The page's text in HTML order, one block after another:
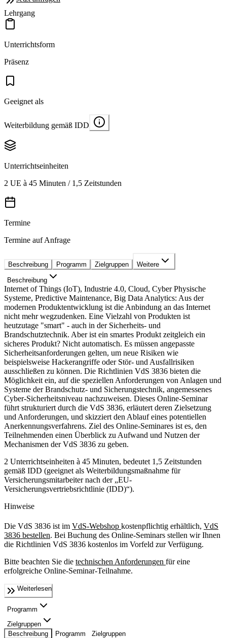
Lehrgang
Unterrichtsform
Präsenz
Geeignet als
Weiterbildung gemäß IDD
Unterrichtseinheiten
2 UE à 45 Minuten / 1,5 Zeitstunden
Termine
Termine auf Anfrage
Beschreibung Programm Zielgruppen Weitere
Beschreibung
Internet of Things (IoT), Industrie 4.0, Cloud, Cyber Physische
Systeme, Predictive Maintenance, Big Data Analytics: Aus der
modernen Produktentwicklung ist die Anbindung an das Internet
nicht mehr wegzudenken. Eine Vielzahl von Produkten ist
heutzutage "smart" - auch in der Sicherheits- und
Brandschutztechnik. Aber ist ein smartes Produkt zeitgleich ein
sicheres Produkt? Nicht automatisch. Es müssen angepasste
Sicherheitsanforderungen gelten, um neue Risiken wie
beispielsweise Hackerangriffe oder Stör- und Ausfallrisiken
ausschließen zu können. Die Richtlinien VdS 3836 bieten die
Möglichkeit ein, auf die speziellen Anforderungen von Anlagen und
Systeme der Brandschutz- und Sicherungstechnik, angemessenes
Cyber-Sicherheitsniveau nachzuweisen. Dieses Online-Seminar
führt strukturiert durch die VdS 3836, erläutert deren Zielsetzung
und Anforderungen, und skizziert den Ablauf eines potentiellen
Anerkennungsverfahrens. Ziel des Online-Seminares ist es, den
Teilnehmenden einen Überblick zu Aufwand und Nutzen der
Mechanismen der VdS 3836 zu geben.
2 Unterrichtseinheiten à 45 Minuten, bedeutet 1,5 Zeitstunden
gemäß IDD (geeignet als Weiterbildungsmaßnahme für
Versicherungsmitarbeiter nach der „EU-
Versicherungsvertriebsrichtlinie (IDD)“).
Hinweise
Die VdS 3836 ist im VdS-Webshop kostenpflichtig erhältlich, VdS
3836 bestellen. Bei Buchung des Online-Seminars stellen wir Ihnen
die Richtlinien VdS 3836 kostenlos im Vorfeld zur Verfügung.
Bitte beachten Sie die technischen Anforderungen für eine
erfolgreiche Online-Seminar-Teilnahme.
Weiterlesen
Programm
Zielgruppen
Beschreibung
Programm Zielgruppen